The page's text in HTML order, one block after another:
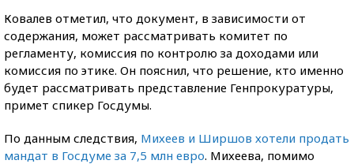
Ковалев отметил, что документ, в зависимости от
содержания, может рассматривать комитет по
регламенту, комиссия по контролю за доходами или
комиссия по этике. Он пояснил, что решение, кто именно
будет рассматривать представление Генпрокуратуры,
примет спикер Госдумы.
По данным следствия, Михеев и Ширшов хотели продать
мандат в Госдуме за 7,5 млн евро. Михеева, помимо